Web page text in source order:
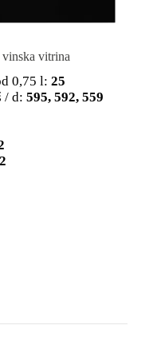
vitrina
0,75 l: 25
/ d: 595, 592, 559
2